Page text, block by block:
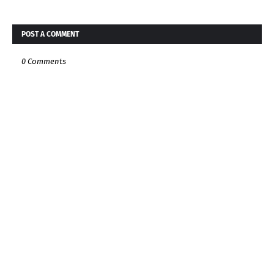
POST A COMMENT
0 Comments